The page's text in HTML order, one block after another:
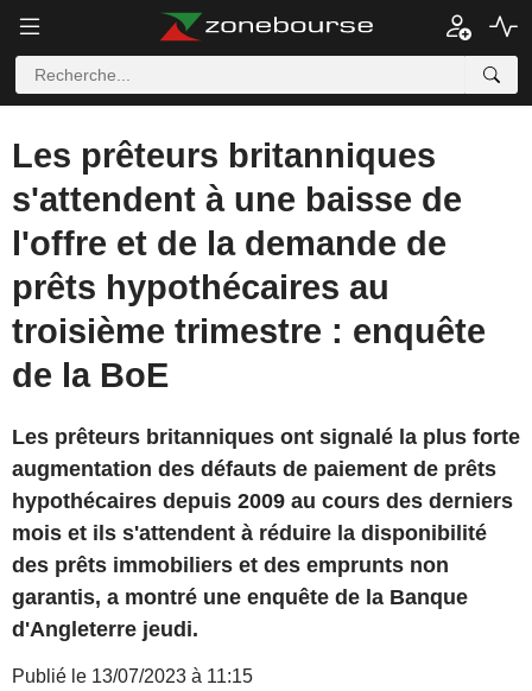
Les prêteurs britanniques
s'attendent à une baisse de
l'offre et de la demande de
prêts hypothécaires au
troisième trimestre : enquête
de la BoE
Les prêteurs britanniques ont signalé la plus forte
augmentation des défauts de paiement de prêts
hypothécaires depuis 2009 au cours des derniers
mois et ils s'attendent à réduire la disponibilité
des prêts immobiliers et des emprunts non
garantis, a montré une enquête de la Banque
d'Angleterre jeudi.
Publié le 13/07/2023 à 11:15